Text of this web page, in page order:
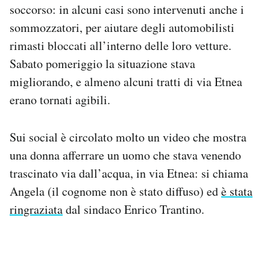
soccorso: in alcuni casi sono intervenuti anche i
sommozzatori, per aiutare degli automobilisti
rimasti bloccati all’interno delle loro vetture.
Sabato pomeriggio la situazione stava
migliorando, e almeno alcuni tratti di via Etnea
erano tornati agibili.
Sui social è circolato molto un video che mostra
una donna afferrare un uomo che stava venendo
trascinato via dall’acqua, in via Etnea: si chiama
Angela (il cognome non è stato diffuso) edè stata
ringraziatadal sindaco Enrico Trantino.